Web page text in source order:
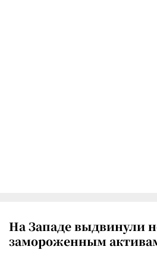
На Западе выдвинули
замороженным